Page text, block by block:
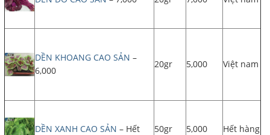
DỀN KHOANG CAO SẢN –
6,000
20gr 5,000 Việt nam
DỀN XANH CAO SẢN – Hết 50gr 5,000 Hết hàng